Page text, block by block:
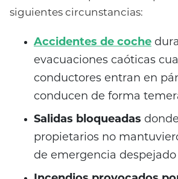
siguientes circunstancias:
Accidentes de coche
evacuaciones caóticas
conductores entran en
conducen de forma
Salidas bloqueadas
propietarios no
de emergencia despejado